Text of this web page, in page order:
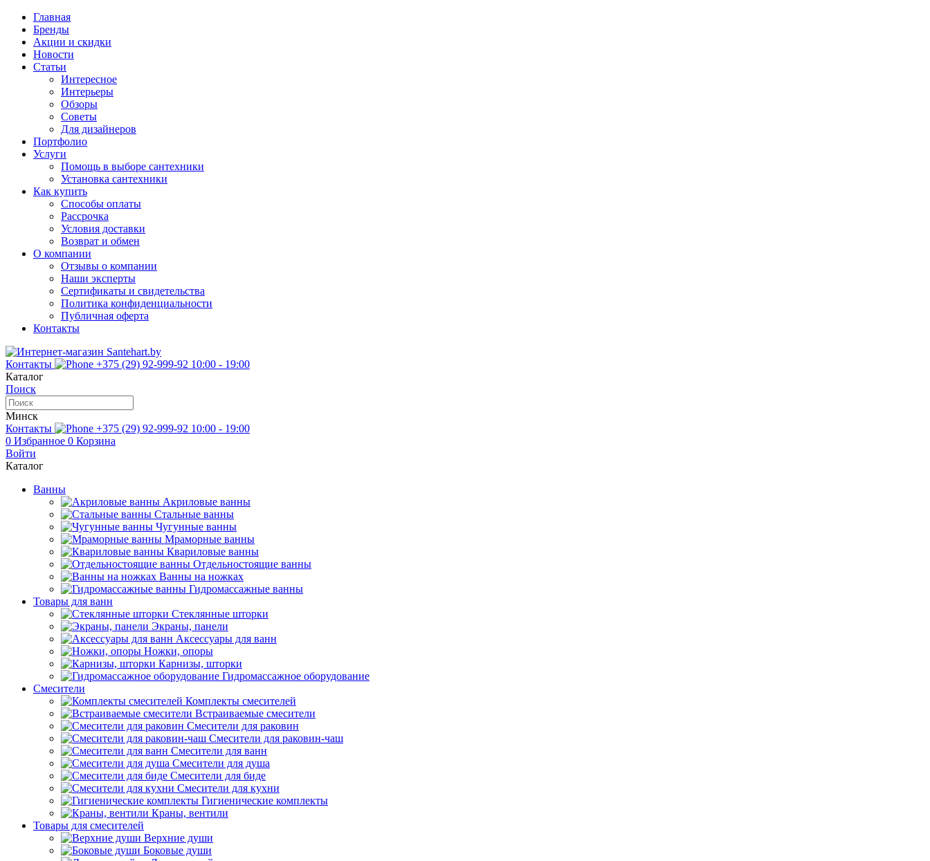
Главная
Бренды
Акции и скидки
Новости
Статьи
Интересное
Интерьеры
Обзоры
Советы
Для дизайнеров
Портфолио
Услуги
Помощь в выборе сантехники
Установка сантехники
Как купить
Способы оплаты
Рассрочка
Условия доставки
Возврат и обмен
О компании
Отзывы о компании
Наши эксперты
Сертификаты и свидетельства
Политика конфиденциальности
Публичная оферта
Контакты
Контакты +375 (29) 92-999-92 10:00 - 19:00
Каталог
Поиск
Минск
Контакты
+375 (29) 92-999-92 10:00 - 19:00
0 Избранное 0 Корзина
Войти
Каталог
Ванны
Акриловые ванны
Стальные ванны
Чугунные ванны
Мраморные ванны
Квариловые ванны
Отдельностоящие ванны
Ванны на ножках
Гидромассажные ванны
Товары для ванн
Стеклянные шторки
Экраны, панели
Аксессуары для ванн
Ножки, опоры
Карнизы, шторки
Гидромассажное оборудование
Смесители
Комплекты смесителей
Встраиваемые смесители
Смесители для раковин
Смесители для раковин-чаш
Смесители для ванн
Смесители для душа
Смесители для биде
Смесители для кухни
Гигиенические комплекты
Краны, вентили
Товары для смесителей
Верхние души
Боковые души